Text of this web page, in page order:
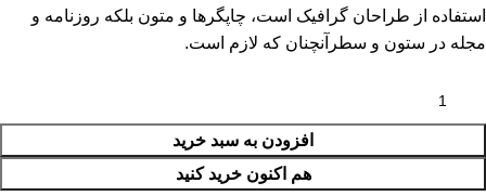
استفاده از طراحان گرافیک است، چاپگرها و متون بلکه روزنامه و
مجله در ستون و سطرآنچنان که لازم است.
افزودن به سبد خرید
هم اکنون خرید کنید